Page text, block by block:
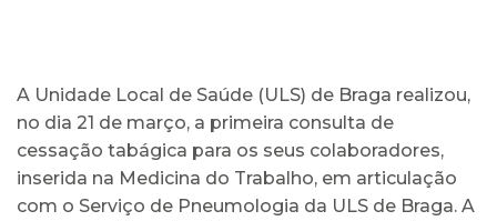
A Unidade Local de Saúde (ULS) de Braga realizou,
no dia 21 de março, a primeira consulta de
cessação tabágica para os seus colaboradores,
inserida na Medicina do Trabalho, em articulação
com o Serviço de Pneumologia da ULS de Braga. A